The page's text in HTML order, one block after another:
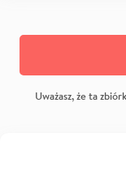
Uważasz, że ta